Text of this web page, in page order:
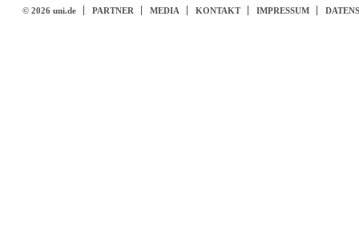
© 2026 uni.de PARTNER MEDIA KONTAKT IMPRESSUM